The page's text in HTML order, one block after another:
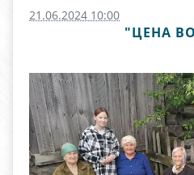
21.06.2024 10:00
"ЦЕНА